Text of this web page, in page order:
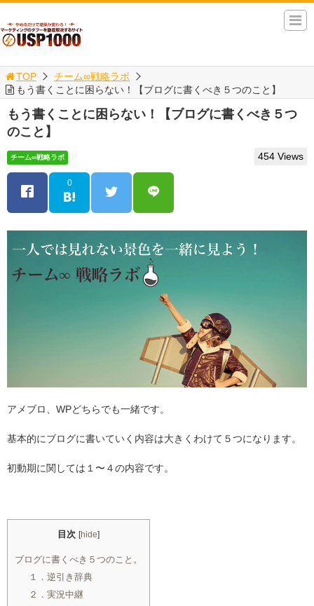
TOP
チーム∞戦略ラボ
もう書くことに困らない！【ブログに書くべき５つのこと】
もう書くことに困らない！【ブログに書くべき５つ
のこと】
チーム∞戦略ラボ 454 Views
0
アメブロ、 WPどちらでも一緒です。
基本的にブログに書いていく内容は大きくわけて５つになります。
初動期に関しては１〜４の内容です。
目次 [hide]
ブログに書くべき５つのこと。
１．逆引き辞典
２．実況中継